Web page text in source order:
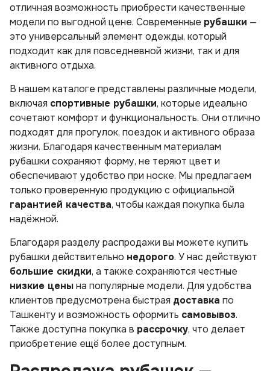
отличная возможность приобрести качественные
модели по выгодной цене. Современные рубашки —
это универсальный элемент одежды, который
подходит как для повседневной жизни, так и для
активного отдыха.
В нашем каталоге представлены различные модели,
включая спортивные рубашки, которые идеально
сочетают комфорт и функциональность. Они отлично
подходят для прогулок, поездок и активного образа
жизни. Благодаря качественным материалам
рубашки сохраняют форму, не теряют цвет и
обеспечивают удобство при носке. Мы предлагаем
только проверенную продукцию с официальной
гарантией качества, чтобы каждая покупка была
надёжной.
Благодаря разделу распродажи вы можете купить
рубашки действительно недорого. У нас действуют
большие скидки, а также сохраняются честные
низкие ценына популярные модели. Для удобства
клиентов предусмотрена быстрая доставка по
Ташкенту и возможность оформить самовывоз.
Также доступна покупка в рассрочку, что делает
приобретение ещё более доступным.